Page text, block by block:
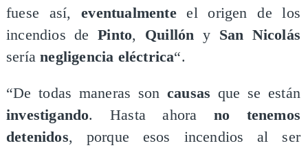
fuese así,eventualmenteel origen de los
incendios dePinto, Quillón y San Nicolás
seríanegligencia eléctrica“.
“De todas maneras son causas que se están
investigando. Hasta ahora no tenemos
detenidos, porque esos incendios al ser